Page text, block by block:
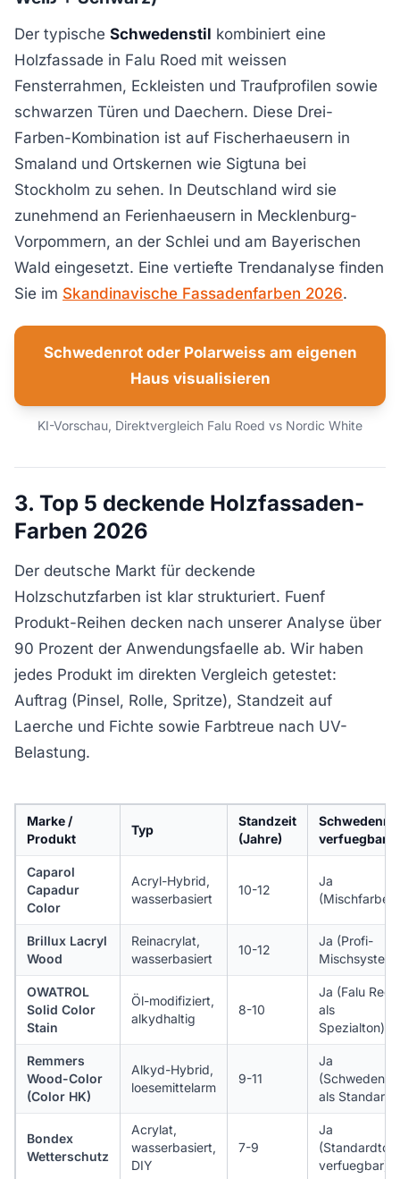
Der typische Schwedenstil kombiniert eine
Holzfassade in Falu Roed mit weissen
Fensterrahmen, Eckleisten und Traufprofilen sowie
schwarzen Türen und Daechern. Diese Drei-
Farben-Kombination ist auf Fischerhaeusern in
Smaland und Ortskernen wie Sigtuna bei
Stockholm zu sehen. In Deutschland wird sie
zunehmend an Ferienhaeusern in Mecklenburg-
Vorpommern, an der Schlei und am Bayerischen
Wald eingesetzt. Eine vertiefte Trendanalyse finden
Sie im Skandinavische Fassadenfarben 2026.
Schwedenrot oder Polarweiss am eigenen
Haus visualisieren
KI-Vorschau, Direktvergleich Falu Roed vs Nordic White
3. Top 5 deckende Holzfassaden-
Farben 2026
Der deutsche Markt für deckende
Holzschutzfarben ist klar strukturiert. Fuenf
Produkt-Reihen decken nach unserer Analyse über
90 Prozent der Anwendungsfaelle ab. Wir haben
jedes Produkt im direkten Vergleich getestet:
Auftrag (Pinsel, Rolle, Spritze), Standzeit auf
Laerche und Fichte sowie Farbtreue nach UV-
Belastung.
Marke /
Produkt
Typ
Standzeit
(Jahre)
Schwedenrot
verfuegbar
Caparol
Capadur
Color
Acryl-Hybrid,
wasserbasiert
10-12
Ja
(Mischfarbe)
Brillux Lacryl
Wood
Reinacrylat,
wasserbasiert
10-12
Ja (Profi-
Mischsystem)
OWATROL
Solid Color
Stain
Öl-modifiziert,
alkydhaltig
8-10
Ja (Falu Red
als
Spezialton)
Remmers
Wood-Color
(Color HK)
Alkyd-Hybrid,
loesemittelarm
9-11
Ja
(Schwedenrot
als Standard)
Bondex
Wetterschutz
Acrylat,
wasserbasiert,
DIY
7-9
Ja
(Standardton
verfuegbar)